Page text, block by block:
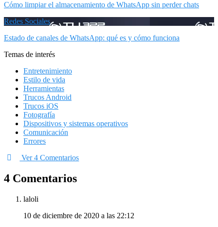
Cómo limpiar el almacenamiento de WhatsApp sin perder chats
Redes Sociales
Estado de canales de WhatsApp: qué es y cómo funciona
Temas de interés
Entretenimiento
Estilo de vida
Herramientas
Trucos Android
Trucos iOS
Fotografía
Dispositivos y sistemas operativos
Comunicación
Errores
Ver 4 Comentarios
4 Comentarios
laloli
10 de diciembre de 2020 a las 22:12